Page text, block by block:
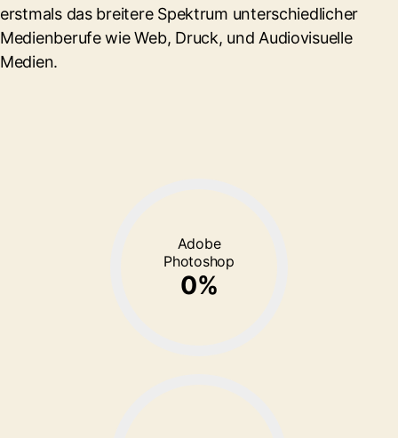
erstmals das breitere Spektrum unterschiedlicher
Medienberufe wie Web, Druck, und Audiovisuelle
Medien.
Adobe
Photoshop
0%